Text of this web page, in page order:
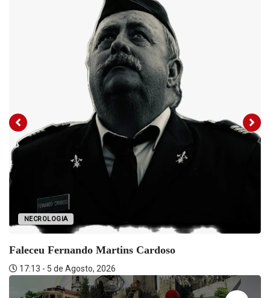
NECROLOGIA
Faleceu Fernando Martins Cardoso
17:13 - 5 de Agosto, 2026